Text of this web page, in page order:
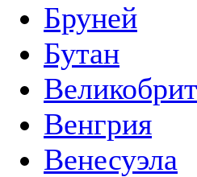
Бруней
Бутан
Венгрия
Венесуэла